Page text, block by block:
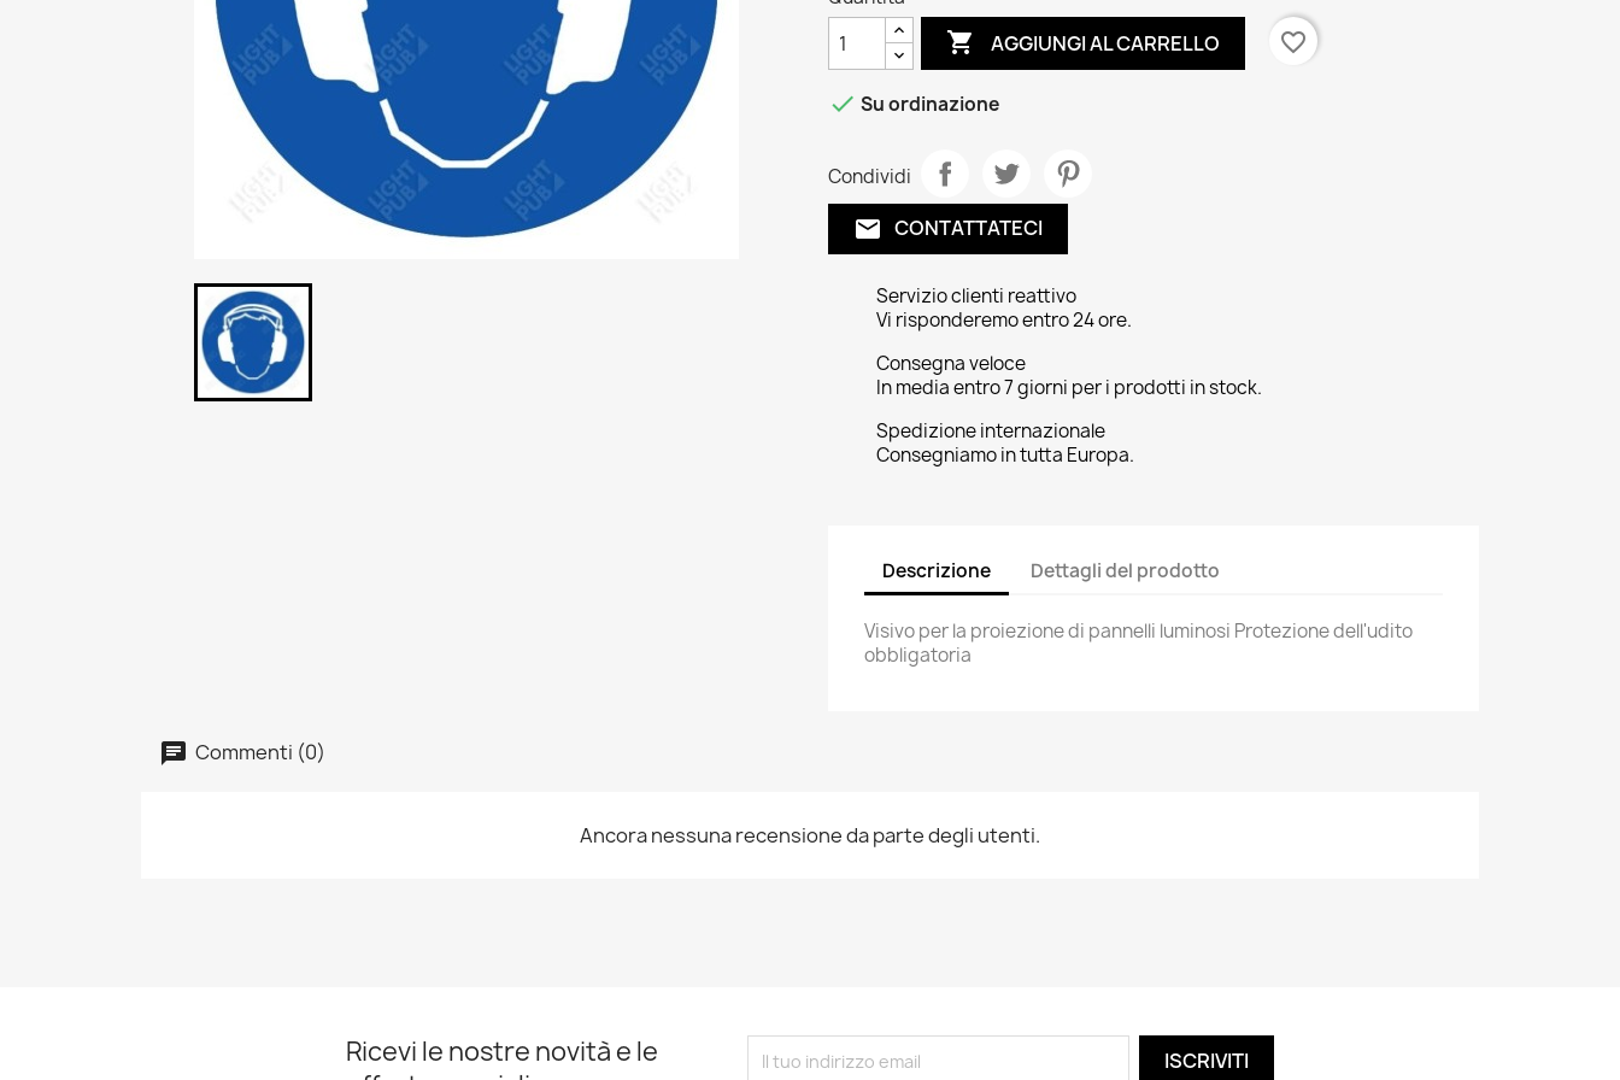
 AGGIUNGI AL CARRELLO favorite_border
 Su ordinazione
Condividi
email CONTATTATECI
Servizio clienti reattivo
Vi risponderemo entro 24 ore.
Consegna veloce
In media entro 7 giorni per i prodotti in stock.
Spedizione internazionale
Consegniamo in tutta Europa.
Descrizione Dettagli del prodotto
Visivo per la proiezione di pannelli luminosi Protezione dell'udito
obbligatoria
Commenti (0)
Ancora nessuna recensione da parte degli utenti.
Ricevi le nostre novità e le